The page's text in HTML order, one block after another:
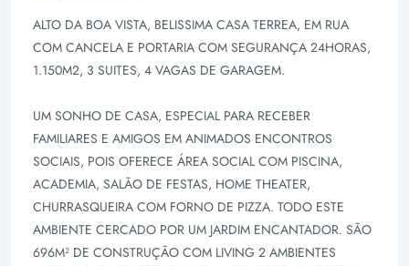
ALTO DA BOA VISTA, BELISSIMA CASA TERREA, EM RUA
COM CANCELA E PORTARIA COM SEGURANÇA 24HORAS,
1.150M2, 3 SUITES, 4 VAGAS DE GARAGEM.
UM SONHO DE CASA, ESPECIAL PARA RECEBER
FAMILIARES E AMIGOS EM ANIMADOS ENCONTROS
SOCIAIS, POIS OFERECE ÁREA SOCIAL COM PISCINA,
ACADEMIA, SALÃO DE FESTAS, HOME THEATER,
CHURRASQUEIRA COM FORNO DE PIZZA. TODO ESTE
AMBIENTE CERCADO POR UM JARDIM ENCANTADOR. SÃO
696M² DE CONSTRUÇÃO COM LIVING 2 AMBIENTES